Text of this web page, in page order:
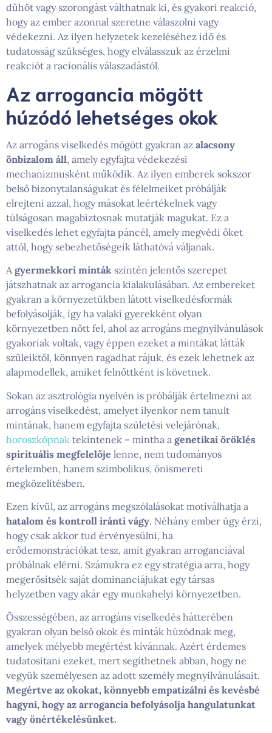
dühöt vagy szorongást válthatnak ki, és gyakori reakció,
hogy az ember azonnal szeretne válaszolni vagy
védekezni. Az ilyen helyzetek kezeléséhez idő és
tudatosság szükséges, hogy elválasszuk az érzelmi
reakciót a racionális válaszadástól.
Az arrogancia mögött
húzódó lehetséges okok
Az arrogáns viselkedés mögött gyakran az alacsony
önbizalom áll, amely egyfajta védekezési
mechanizmusként működik. Az ilyen emberek sokszor
belső bizonytalanságukat és félelmeiket próbálják
elrejteni azzal, hogy másokat leértékelnek vagy
túlságosan magabiztosnak mutatják magukat. Ez a
viselkedés lehet egyfajta páncél, amely megvédi őket
attól, hogy sebezhetőségeik láthatóvá váljanak.
A gyermekkori minták szintén jelentős szerepet
játszhatnak az arrogancia kialakulásában. Az embereket
gyakran a környezetükben látott viselkedésformák
befolyásolják, így ha valaki gyerekként olyan
környezetben nőtt fel, ahol az arrogáns megnyilvánulások
gyakoriak voltak, vagy éppen ezeket a mintákat látták
szüleiktől, könnyen ragadhat rájuk, és ezek lehetnek az
alapmodellek, amiket felnőttként is követnek.
Sokan az asztrológia nyelvén is próbálják értelmezni az
arrogáns viselkedést, amelyet ilyenkor nem tanult
mintának, hanem egyfajta születési velejárónak,
horoszkópnak tekintenek – mintha a genetikai öröklés
spirituális megfelelője lenne, nem tudományos
értelemben, hanem szimbolikus, önismereti
megközelítésben.
Ezen kívül, az arrogáns megszólalásokat motíválhatja a
hatalom és kontroll iránti vágy. Néhány ember úgy érzi,
hogy csak akkor tud érvényesülni, ha
erődemonstrációkat tesz, amit gyakran arroganciával
próbálnak elérni. Számukra ez egy stratégia arra, hogy
megerősítsék saját dominanciájukat egy társas
helyzetben vagy akár egy munkahelyi környezetben.
Összességében, az arrogáns viselkedés hátterében
gyakran olyan belső okok és minták húzódnak meg,
amelyek mélyebb megértést kívánnak. Azért érdemes
tudatosítani ezeket, mert segíthetnek abban, hogy ne
vegyük személyesen az adott személy megnyilvánulásait.
Megértve az okokat, könnyebb empatizálni és kevésbé
hagyni, hogy az arrogancia befolyásolja hangulatunkat
vagy önértékelésünket.